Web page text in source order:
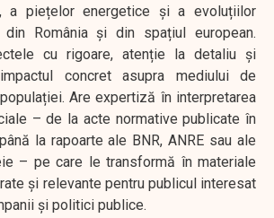
a piețelor energetice și a evoluțiilor
din România și din spațiul european.
cu rigoare, atenție la detaliu și
concret asupra mediului de
Are expertiză în interpretarea
– de la acte normative publicate în
la rapoarte ale BNR, ANRE sau ale
– pe care le transformă în materiale
și relevante pentru publicul interesat
și politici publice.